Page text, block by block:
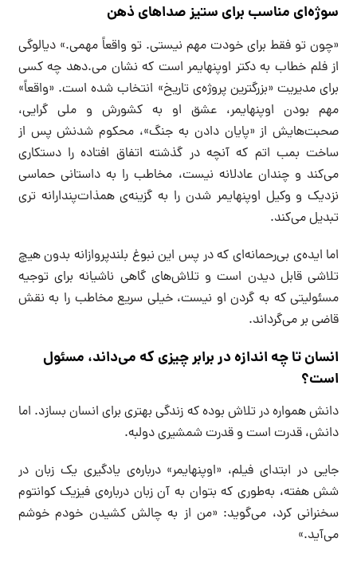
سوژه‌ای مناسب برای ستیز صداهای ذهن
«چون تو فقط برای خودت مهم نیستی. تو واقعاً مهمی.» دیالوگی
از فلم خطاب به دکتر اوپنهایمر است که نشان می.دهد چه کسی
برای مدیریت «بزرگترین پروژه‌ی تاریخ» انتخاب شده است. «واقعاً»
مهم بودن اوپنهایمر، عشق او به کشورش و ملی گرایی،
صحبت‌هایش از «پایان دادن به جنگ»، محکوم شدنش پس از
ساخت بمب اتم که آنچه در گذشته اتفاق افتاده را دستکاری
می‌کند و چندان عادلانه نیست، مخاطب را به داستانی حماسی
نزدیک و وکیل اوپنهایمر شدن را به گزینه‌ی همذات‌پندارانه تری
تبدیل می‌کند.
اما ایده‌ی بی‌رحمانه‌ای که در پس این نبوغ بلندپروازانه بدون هیچ
تلاشی قابل دیدن است و تلاش‌های گاهی ناشیانه برای توجیه
مسئولیتی که به گردن او نیست، خیلی سریع مخاطب را به نقش
قاضی بر می‌گرداند.
انسان تا چه اندازه در برابر چیزی که می‌داند، مسئول
است؟
دانش همواره در تلاش بوده که زندگی بهتری برای انسان بسازد. اما
دانش، قدرت است و قدرت شمشیری دولبه.
جایی در ابتدای فیلم، «اوپنهایمر» درباره‌ی یادگیری یک زبان در
شش هفته، به‌طوری که بتوان به آن زبان درباره‌ی فیزیک کوانتوم
سخنرانی کرد، می‌گوید: «من از به چالش کشیدن خودم خوشم
می‌آید.»